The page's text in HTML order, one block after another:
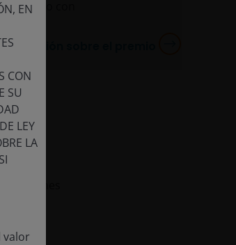
con
sobre el premio
este
EN
CON
SU
LEY
LA
valor